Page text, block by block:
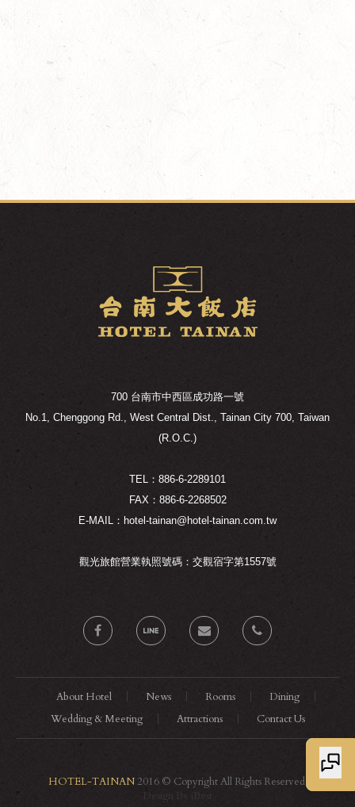
700 台南市中西區成功路一號
No.1, Chenggong Rd., West Central Dist., Tainan City 700, Taiwan
(R.O.C.)
TEL：886-6-2289101
FAX：886-6-2268502
E-MAIL：hotel-tainan@hotel-tainan.com.tw
觀光旅館營業執照號碼：交觀宿字第1557號
About Hotel News Rooms
Dining
Wedding & Meeting
Attractions Contact Us
HOTEL-TAINAN2016 © Copyright All Rights Reserved.
Design By iBest